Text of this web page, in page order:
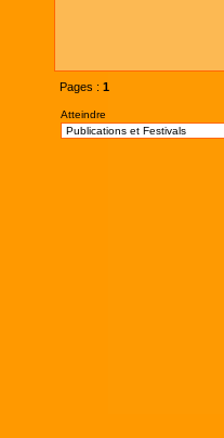
Pages : 1
Atteindre